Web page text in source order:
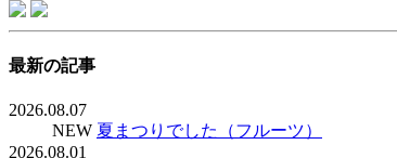
最新の記事
2026.08.07
NEW 夏まつりでした（フルーツ）
2026.08.01